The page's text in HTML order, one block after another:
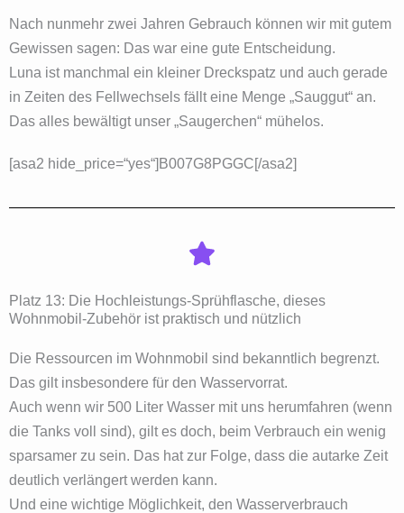
Nach nunmehr zwei Jahren Gebrauch können wir mit gutem
Gewissen sagen: Das war eine gute Entscheidung.
Luna ist manchmal ein kleiner Dreckspatz und auch gerade
in Zeiten des Fellwechsels fällt eine Menge „Sauggut“ an.
Das alles bewältigt unser „Saugerchen“ mühelos.
[asa2 hide_price=“yes“]B007G8PGGC[/asa2]
Platz 13: Die Hochleistungs-Sprühflasche, dieses
Wohnmobil-Zubehör ist praktisch und nützlich
Die Ressourcen im Wohnmobil sind bekanntlich begrenzt.
Das gilt insbesondere für den Wasservorrat.
Auch wenn wir 500 Liter Wasser mit uns herumfahren (wenn
die Tanks voll sind), gilt es doch, beim Verbrauch ein wenig
sparsamer zu sein. Das hat zur Folge, dass die autarke Zeit
deutlich verlängert werden kann.
Und eine wichtige Möglichkeit, den Wasserverbrauch